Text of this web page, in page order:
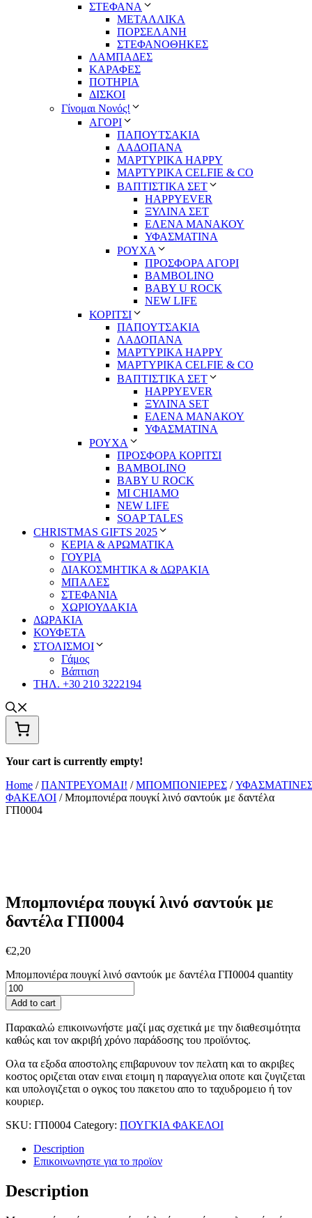
ΣΤΕΦΑΝΑ
ΜΕΤΑΛΛΙΚΑ
ΠΟΡΣΕΛΑΝΗ
ΣΤΕΦΑΝΟΘΗΚΕΣ
ΛΑΜΠΑΔΕΣ
ΚΑΡΑΦΕΣ
ΠΟΤΗΡΙΑ
ΔΙΣΚΟΙ
Γίνομαι Νονός!
ΑΓΟΡΙ
ΠΑΠΟΥΤΣΑΚΙΑ
ΛΑΔΟΠΑΝΑ
ΜΑΡΤΥΡΙΚΑ HAPPY
ΜΑΡΤΥΡΙΚΑ CELFIE & CO
ΒΑΠΤΙΣΤΙΚΑ ΣΕΤ
HAPPYEVER
ΞΥΛΙΝΑ ΣΕΤ
ΕΛΕΝΑ ΜΑΝΑΚΟΥ
ΥΦΑΣΜΑΤΙΝΑ
ΡΟΥΧΑ
ΠΡΟΣΦΟΡΑ ΑΓΟΡΙ
BAMBOLINO
BABY U ROCK
NEW LIFE
ΚΟΡΙΤΣΙ
ΠΑΠΟΥΤΣΑΚΙΑ
ΛΑΔΟΠΑΝΑ
ΜΑΡΤΥΡΙΚΑ HAPPY
ΜΑΡΤΥΡΙΚΑ CELFIE & CO
ΒΑΠΤΙΣΤΙΚΑ ΣΕΤ
HAPPYEVER
ΞΥΛΙΝΑ SET
ΕΛΕΝΑ ΜΑΝΑΚΟΥ
ΥΦΑΣΜΑΤΙΝΑ
ΡΟΥΧΑ
ΠΡΟΣΦΟΡΑ ΚΟΡΙΤΣΙ
BAMBOLINO
BABY U ROCK
MI CHIAMO
NEW LIFE
SOAP TALES
CHRISTMAS GIFTS 2025
ΚΕΡΙΑ & ΑΡΩΜΑΤΙΚΑ
ΓΟΥΡΙΑ
ΔΙΑΚΟΣΜΗΤΙΚΑ & ΔΩΡΑΚΙΑ
ΜΠΑΛΕΣ
ΣΤΕΦΑΝΙΑ
ΧΩΡΙΟΥΔΑΚΙΑ
ΔΩΡΑΚΙΑ
ΚΟΥΦΕΤΑ
ΣΤΟΛΙΣΜΟΙ
Γάμος
Βάπτιση
ΤΗΛ. +30 210 3222194
Your cart is currently empty!
Home /ΠΑΝΤΡΕΥΟΜΑΙ! /ΜΠΟΜΠΟΝΙΕΡΕΣ /
ΦΑΚΕΛΟΙ / Μπομπονιέρα πουγκί λινό σαντούκ με δαντέλα
ΓΠ0004
Μπομπονιέρα πουγκί λινό σαντούκ με
δαντέλα ΓΠ0004
€2,20
Μπομπονιέρα πουγκί λινό σαντούκ με δαντέλα ΓΠ0004 quantity
Add to cart
Παρακαλώ επικοινωνήστε μαζί μας σχετικά με την διαθεσιμότητα
καθώς και τον ακριβή χρόνο παράδοσης του προϊόντος.
Ολα τα εξοδα αποστολης επιβαρυνουν τον πελατη και το ακριβες
κοστος οριζεται οταν ειναι ετοιμη η παραγγελια οποτε και ζυγιζεται
και υπολογιζεται ο ογκος του πακετου απο το ταχυδρομειο ή τον
κουριερ.
SKU: ΓΠ0004 Category: ΠΟΥΓΚΙΑ ΦΑΚΕΛΟΙ
Description
Επικοινωνηστε για το προϊoν
Description